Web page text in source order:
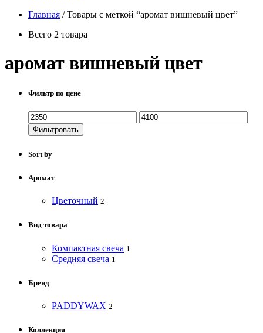
Главная /Товары с меткой “аромат вишневый цвет”
Всего 2 товара
аромат вишневый цвет
Фильтр по цене
Фильтровать
Sort by
Аромат
Цветочный 2
Вид товара
Компактная свеча 1
Средняя свеча 1
Бренд
PADDYWAX 2
Коллекция